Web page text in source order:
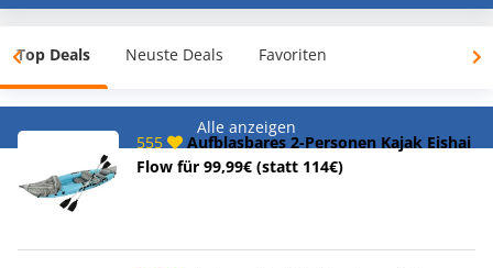
Top Deals Neuste Deals Favoriten
Alle anzeigen
555
Aufblasbares 2-Personen Kajak Eishai
Flow für 99,99€ (statt 114€)